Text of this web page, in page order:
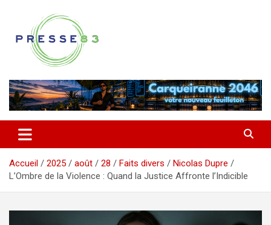
contenu
Presse 83
Accueil 2025 août 28 Faits divers
Nicolas Dupre
L’Ombre de la Violence : Quand la Justice Affronte l’Indicible